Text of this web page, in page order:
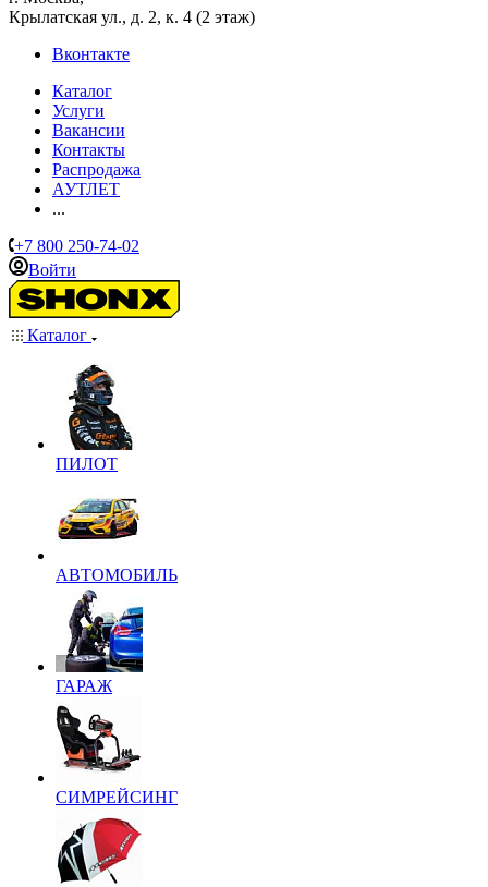
Крылатская ул., д. 2, к. 4 (2 этаж)
Вконтакте
Каталог
Услуги
Вакансии
Контакты
Распродажа
АУТЛЕТ
...
+7 800 250-74-02
Войти
Каталог
ПИЛОТ
АВТОМОБИЛЬ
ГАРАЖ
СИМРЕЙСИНГ